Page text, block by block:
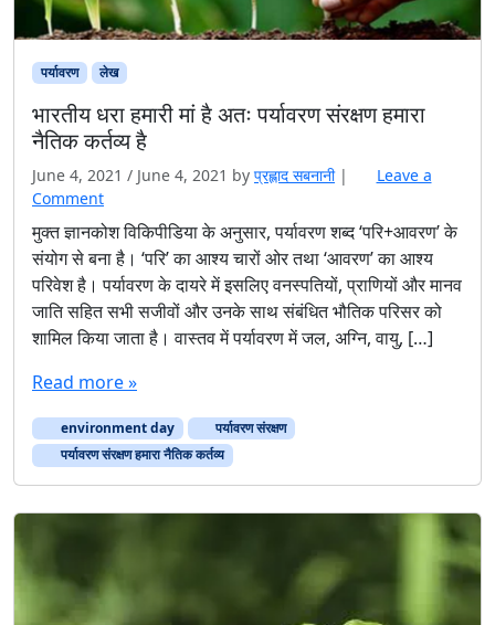
पर्यावरण लेख
भारतीय धरा हमारी मां है अतः पर्यावरण संरक्षण हमारा
नैतिक कर्तव्य है
June 4, 2021 / June 4, 2021 by प्रह्लाद सबनानी |
Leave a
Comment
मुक्त ज्ञानकोश विकिपीडिया के अनुसार, पर्यावरण शब्द ‘परि+आवरण’ के
संयोग से बना है। ‘परि’ का आश्य चारों ओर तथा ‘आवरण’ का आश्य
परिवेश है। पर्यावरण के दायरे में इसलिए वनस्पतियों, प्राणियों और मानव
जाति सहित सभी सजीवों और उनके साथ संबंधित भौतिक परिसर को
शामिल किया जाता है। वास्तव में पर्यावरण में जल, अग्नि, वायु, […]
Read more »
environment day
पर्यावरण संरक्षण
पर्यावरण संरक्षण हमारा नैतिक कर्तव्य